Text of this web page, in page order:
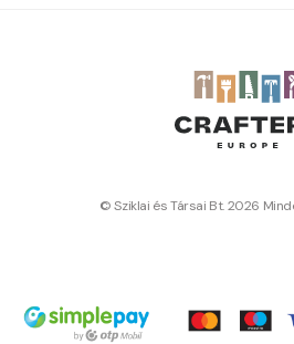
© Sziklai és Társai Bt. 2026